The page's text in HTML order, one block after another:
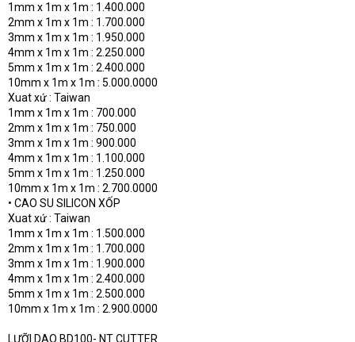
1mm x 1m x 1m : 1.400.000
2mm x 1m x 1m : 1.700.000
3mm x 1m x 1m : 1.950.000
4mm x 1m x 1m : 2.250.000
5mm x 1m x 1m : 2.400.000
10mm x 1m x 1m : 5.000.0000
Xuat xứ : Taiwan
1mm x 1m x 1m : 700.000
2mm x 1m x 1m : 750.000
3mm x 1m x 1m : 900.000
4mm x 1m x 1m : 1.100.000
5mm x 1m x 1m : 1.250.000
10mm x 1m x 1m : 2.700.0000
• CAO SU SILICON XỐP
Xuat xứ : Taiwan
1mm x 1m x 1m : 1.500.000
2mm x 1m x 1m : 1.700.000
3mm x 1m x 1m : 1.900.000
4mm x 1m x 1m : 2.400.000
5mm x 1m x 1m : 2.500.000
10mm x 1m x 1m : 2.900.0000
LƯỠI DAO BD100- NT CUTTER